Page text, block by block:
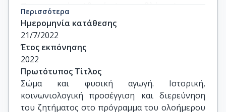
Πανεπιστημίου Αθηνών (συνεπιβλέπων)
4.	 Καθηγητή Παντίου πανεπιστημίου  κ.
Ανδρέα Λύτρα
5.	Καθηγητή πανεπιστημίου Αιγαίου κ.
Γεώργιο Τσομπάνογλου
6.	Επικ. Καθηγήτρια του ΠΤΔΕ ΕΚΠΑ κα. Μαρία
Δημάκη- Ζώρα
Λαζαράκου
Περισσότερα
Ημερομηνία κατάθεσης
21/7/2022
Έτος εκπόνησης
2022
Πρωτότυπος Τίτλος
Σώμα και φυσική αγωγή. Ιστορική,
κοινωνιολογική προσέγγιση και διερεύνηση
του ζητήματος στο πρόγραμμα του ολοήμερου